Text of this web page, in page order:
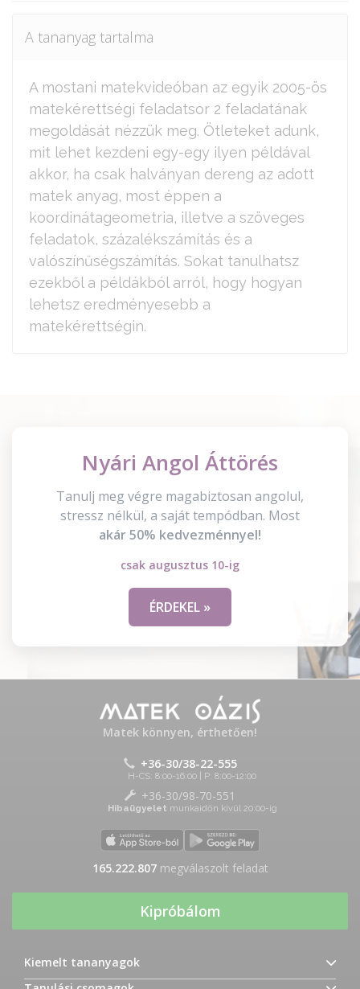
A tananyag tartalma
A mostani matekvideóban az egyik 2005-ös
matekérettségi feladatsor 2 feladatának
megoldását nézzük meg. Ötleteket adunk,
mit lehet kezdeni egy-egy ilyen példával
akkor, ha csak halványan dereng az adott
matek anyag, most éppen a
koordinátageometria, illetve a szöveges
feladatok, százalékszámítás és a
valószínűségszámítás. Sokat tanulhatsz
ezekből a példákból arról, hogy hogyan
lehetsz eredményesebb a
matekérettségin.
Nyári Angol Áttörés
Tanulj meg végre magabiztosan angolul,
stressz nélkül, a saját tempódban. Most
akár 50% kedvezménnyel!
csak augusztus 10-ig
ÉRDEKEL »
Matek könnyen, érthetően!
+36-30/38-22-555
H-CS: 8:00-16:00 | P: 8:00-12:00
+36-30/98-70-551
Hibaügyelet munkaidőn kívül 20:00-ig
165.222.807megválaszolt feladat
Kipróbálom
Kiemelt tananyagok